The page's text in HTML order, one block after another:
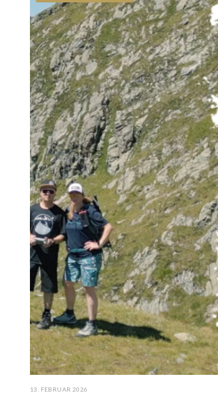
13. FEBRUAR 2026